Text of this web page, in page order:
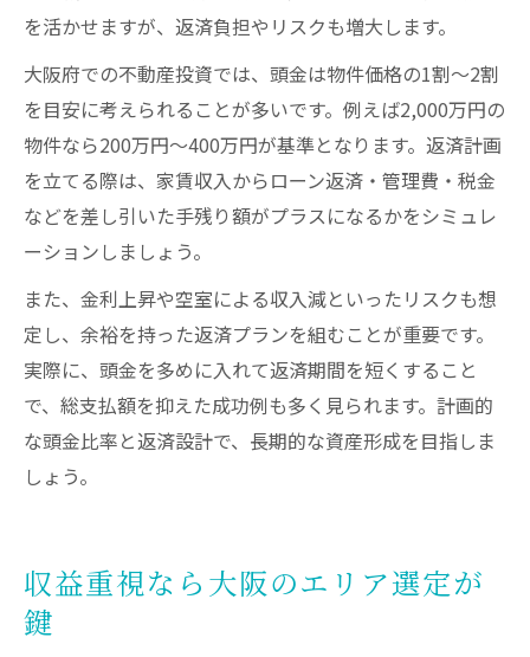
を活かせますが、返済負担やリスクも増大します。
大阪府での不動産投資では、頭金は物件価格の1割〜2割
を目安に考えられることが多いです。例えば2,000万円の
物件なら200万円〜400万円が基準となります。返済計画
を立てる際は、家賃収入からローン返済・管理費・税金
などを差し引いた手残り額がプラスになるかをシミュレ
ーションしましょう。
また、金利上昇や空室による収入減といったリスクも想
定し、余裕を持った返済プランを組むことが重要です。
実際に、頭金を多めに入れて返済期間を短くすること
で、総支払額を抑えた成功例も多く見られます。計画的
な頭金比率と返済設計で、長期的な資産形成を目指しま
しょう。
収益重視なら大阪のエリア選定が
鍵